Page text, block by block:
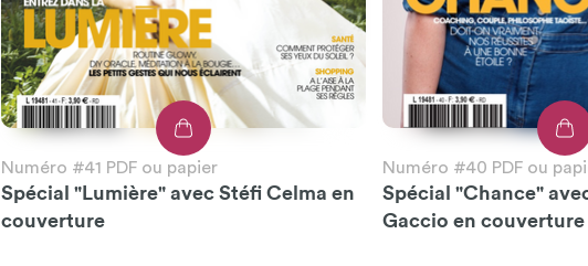
Numéro #41 PDF ou papier
Spécial "Lumière" avec Stéfi Celma en
couverture
Numéro #40 PDF ou
Spécial "Chance"
Gaccio en couverture